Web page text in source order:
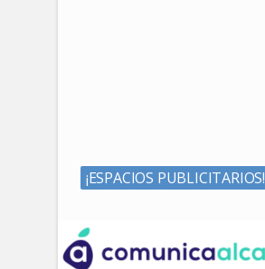
¡ESPACIOS PUBLICITARIOS!